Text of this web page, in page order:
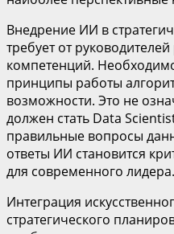
Внедрение ИИ в
требует от
компетенций.
принципы работы
возможности. Это не
должен стать Data
правильные вопросы
ответы ИИ становится
для современного лидера.
Интеграция
стратегического